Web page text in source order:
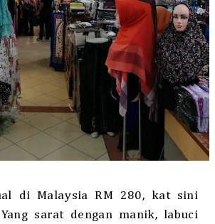
di Malaysia RM 280, kat sini
sarat dengan manik, labuci